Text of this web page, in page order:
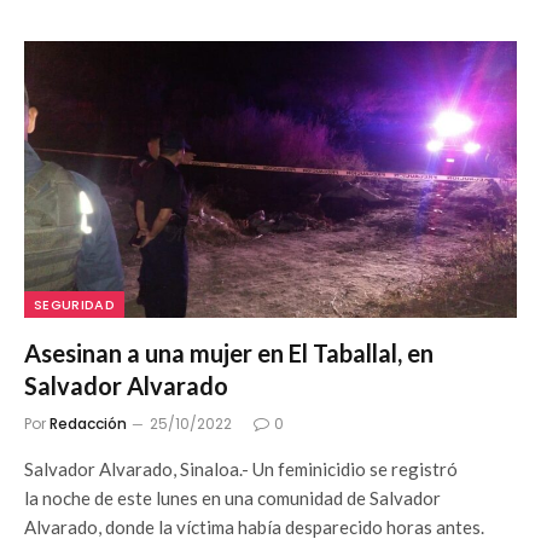
SEGURIDAD
Asesinan a una mujer en El Taballal, en
Salvador Alvarado
PorRedacción 25/10/2022 0
Salvador Alvarado, Sinaloa.- Un feminicidio se registró
la noche de este lunes en una comunidad de Salvador
Alvarado, donde la víctima había desparecido horas antes.